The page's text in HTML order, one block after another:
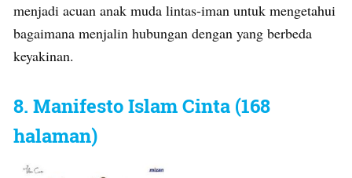
menjadi acuan anak muda lintas-iman untuk mengetahui
bagaimana menjalin hubungan dengan yang berbeda
keyakinan.
8. Manifesto Islam Cinta (168
halaman)